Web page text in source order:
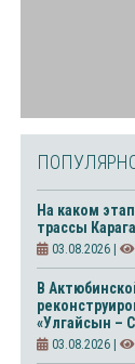
На каком
трассы
03.08.2026 |
В
«Улгайсын –
03.08.2026 |